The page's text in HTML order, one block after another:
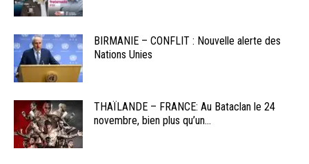
BIRMANIE – CONFLIT : Nouvelle alerte des
Nations Unies
THAÏLANDE – FRANCE: Au Bataclan le 24
novembre, bien plus qu’un...